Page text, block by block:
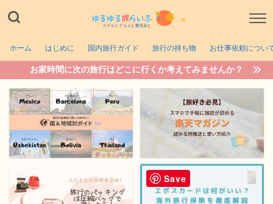
ホーム はじめに 国内旅行ガイド 旅行の持ち物 お仕事依頼につい
お家時間に次の旅行はどこに行くか考えてみませんか？
Save